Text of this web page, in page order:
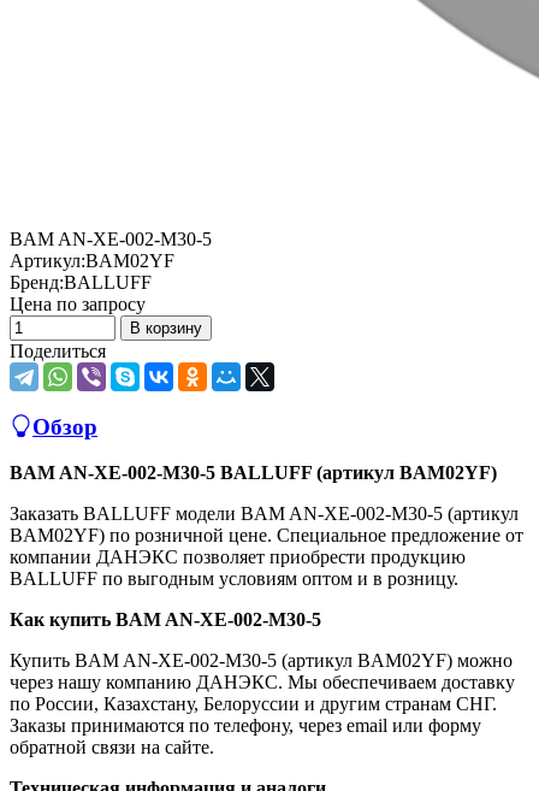
BAM AN-XE-002-M30-5
Артикул:BAM02YF
Бренд:BALLUFF
Цена по запросу
В корзину
Поделиться
Обзор
BAM AN-XE-002-M30-5 BALLUFF (артикул BAM02YF)
Заказать BALLUFF модели BAM AN-XE-002-M30-5 (артикул
BAM02YF) по розничной цене. Специальное предложение от
компании ДАНЭКС позволяет приобрести продукцию
BALLUFF по выгодным условиям оптом и в розницу.
Как купить BAM AN-XE-002-M30-5
Купить BAM AN-XE-002-M30-5 (артикул BAM02YF) можно
через нашу компанию ДАНЭКС. Мы обеспечиваем доставку
по России, Казахстану, Белоруссии и другим странам СНГ.
Заказы принимаются по телефону, через email или форму
обратной связи на сайте.